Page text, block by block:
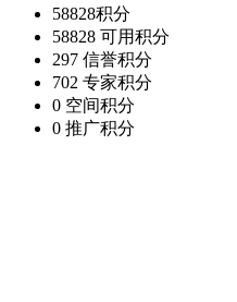
58828积分
58828 可用积分
297 信誉积分
702 专家积分
0 空间积分
0 推广积分